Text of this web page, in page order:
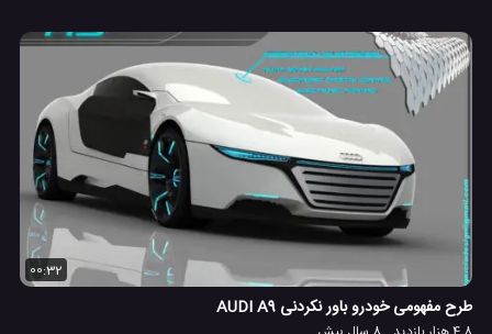
00:32
طرح مفهومی خودرو باور نکردنی AUDI A9